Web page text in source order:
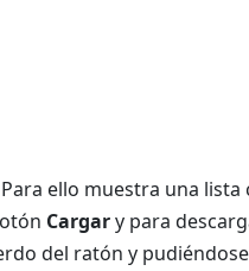
ello muestra una lista
Cargary para
del ratón y